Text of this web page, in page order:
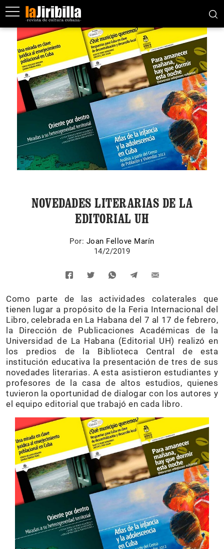
NOVEDADES LITERARIAS DE LA
EDITORIAL UH
Por: Joan Fellove Marín
14/2/2019
Como parte de las actividades colaterales que
tienen lugar a propósito de la Feria Internacional del
Libro, celebrada en La Habana del 7 al 17 de febrero,
la Dirección de Publicaciones Académicas de la
Universidad de La Habana (Editorial UH) realizó en
los predios de la Biblioteca Central de esta
institución educativa la presentación de tres de sus
novedades literarias. A esta asistieron estudiantes y
profesores de la casa de altos estudios, quienes
tuvieron la oportunidad de dialogar con los autores y
el equipo editorial que trabajó en cada libro.